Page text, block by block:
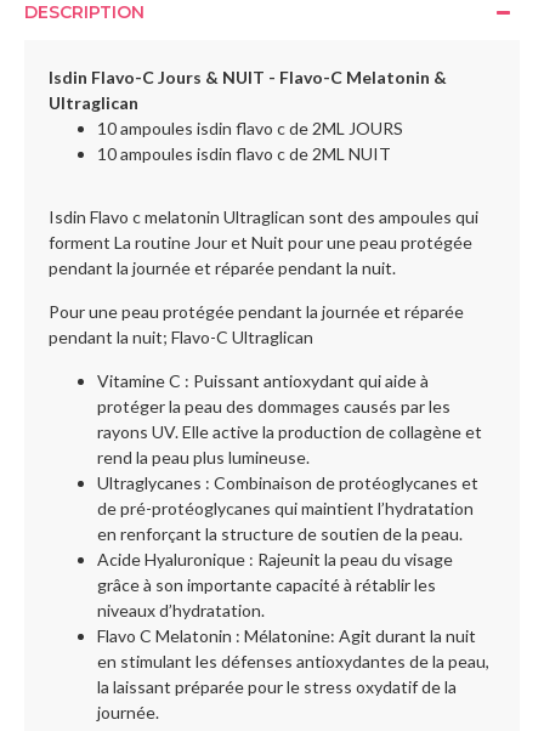
DESCRIPTION
Isdin Flavo-C Jours & NUIT - Flavo-C Melatonin &
Ultraglican
10 ampoules isdin flavo c de 2ML JOURS
10 ampoules isdin flavo c de 2ML NUIT
Isdin Flavo c melatonin Ultraglican sont des ampoules qui
forment La routine Jour et Nuit pour une peau protégée
pendant la journée et réparée pendant la nuit.
Pour une peau protégée pendant la journée et réparée
pendant la nuit; Flavo-C Ultraglican
Vitamine C : Puissant antioxydant qui aide à
protéger la peau des dommages causés par les
rayons UV. Elle active la production de collagène et
rend la peau plus lumineuse.
Ultraglycanes : Combinaison de protéoglycanes et
de pré-protéoglycanes qui maintient l’hydratation
en renforçant la structure de soutien de la peau.
Acide Hyaluronique : Rajeunit la peau du visage
grâce à son importante capacité à rétablir les
niveaux d’hydratation.
Flavo C Melatonin : Mélatonine: Agit durant la nuit
en stimulant les défenses antioxydantes de la peau,
la laissant préparée pour le stress oxydatif de la
journée.